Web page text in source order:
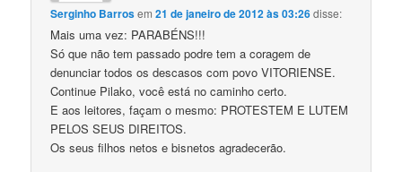
Serginho Barrosem21 de janeiro de 2012 às 03:26disse:
Mais uma vez: PARABÉNS!!!
Só que não tem passado podre tem a coragem de
denunciar todos os descasos com povo VITORIENSE.
Continue Pilako, você está no caminho certo.
E aos leitores, façam o mesmo: PROTESTEM E LUTEM
PELOS SEUS DIREITOS.
Os seus filhos netos e bisnetos agradecerão.